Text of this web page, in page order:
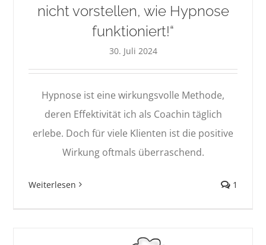
nicht vorstellen, wie Hypnose
funktioniert!“
30. Juli 2024
Hypnose ist eine wirkungsvolle Methode,
deren Effektivität ich als Coachin täglich
erlebe. Doch für viele Klienten ist die positive
Wirkung oftmals überraschend.
Weiterlesen 1